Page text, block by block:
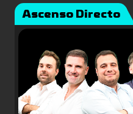
Ascenso Directo